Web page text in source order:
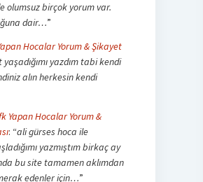
olumsuz birçok yorum var.
dair…”
Hocalar Yorum & Şikayet
yaşadığımı yazdım tabi kendi
alın herkesin kendi
Yapan Hocalar Yorum &
: “ali gürses hoca ile
yazmıştım birkaç ay
bu site tamamen aklımdan
edenler için…”